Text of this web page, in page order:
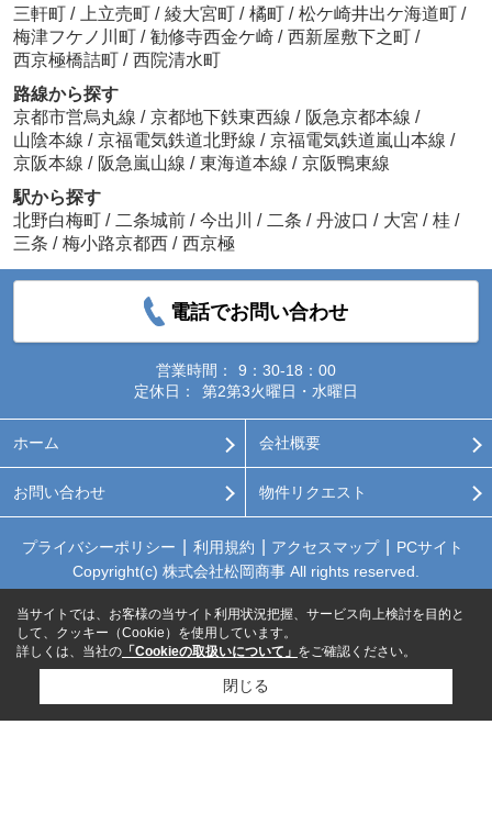
三軒町 / 上立売町 / 綾大宮町 / 橘町 / 松ケ崎井出ケ海道町 /
梅津フケノ川町 / 勧修寺西金ケ崎 / 西新屋敷下之町 /
西京極橋詰町 / 西院清水町
路線から探す
京都市営烏丸線 / 京都地下鉄東西線 / 阪急京都本線 /
山陰本線 / 京福電気鉄道北野線 / 京福電気鉄道嵐山本線 /
京阪本線 / 阪急嵐山線 / 東海道本線 / 京阪鴨東線
駅から探す
北野白梅町 / 二条城前 / 今出川 / 二条 / 丹波口 / 大宮 / 桂 /
三条 / 梅小路京都西 / 西京極
電話でお問い合わせ
営業時間：
9：30-18：00
定休日：
第2第3火曜日・水曜日
ホーム 会社概要
お問い合わせ 物件リクエスト
プライバシーポリシー 利用規約 アクセスマップ
PCサイト
Copyright(c) 株式会社松岡商事 All rights reserved.
当サイトでは、お客様の当サイト利用状況把握、サービス向上検討を目的と
して、クッキー（Cookie）を使用しています。
詳しくは、当社の 「Cookieの取扱いについて」 をご確認ください。
閉じる